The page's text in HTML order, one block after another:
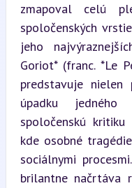
zmapoval celú
spoločenských
jeho
Goriot* (franc. *Le
predstavuje nielen
úpadku
spoločenskú
kde osobné
sociálnymi
brilantne načrtáva